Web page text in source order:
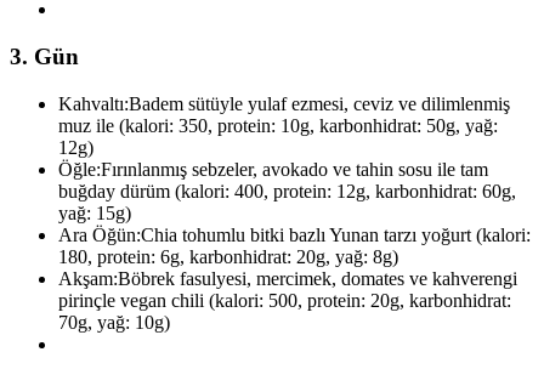
3. Gün
Kahvaltı:Badem sütüyle yulaf ezmesi, ceviz ve dilimlenmiş
muz ile (kalori: 350, protein: 10g, karbonhidrat: 50g, yağ:
12g)
Öğle:Fırınlanmış sebzeler, avokado ve tahin sosu ile tam
buğday dürüm (kalori: 400, protein: 12g, karbonhidrat: 60g,
yağ: 15g)
Ara Öğün:Chia tohumlu bitki bazlı Yunan tarzı yoğurt (kalori:
180, protein: 6g, karbonhidrat: 20g, yağ: 8g)
Akşam:Böbrek fasulyesi, mercimek, domates ve kahverengi
pirinçle vegan chili (kalori: 500, protein: 20g, karbonhidrat:
70g, yağ: 10g)